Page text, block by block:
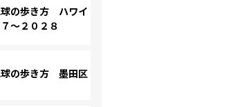
の歩き方 ハワイ
～２０２８
の歩き方 墨田区